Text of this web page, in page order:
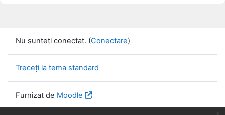
Nu sunteți conectat. (Conectare)
Treceți la tema standard
Furnizat de Moodle